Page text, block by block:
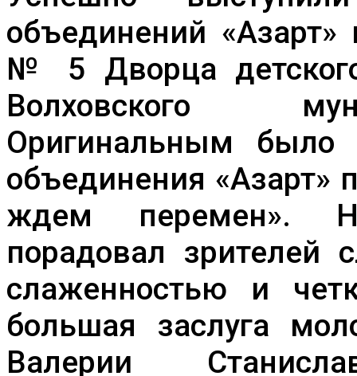
объединений «Азарт»
№ 5 Дворца
Волховского
Оригинальным было
объединения
ждем перемен».
порадовал зрителей
слаженностью и
большая заслуга
Валерии